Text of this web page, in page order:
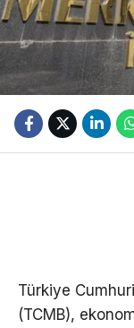
Türkiye
(TCMB),